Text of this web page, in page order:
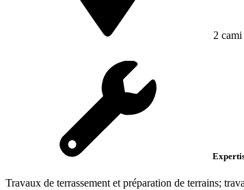
2
Travaux de terrassement et préparation de terrains;